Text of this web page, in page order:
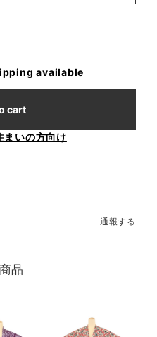
available
cart
まいの方向け
通報する
品